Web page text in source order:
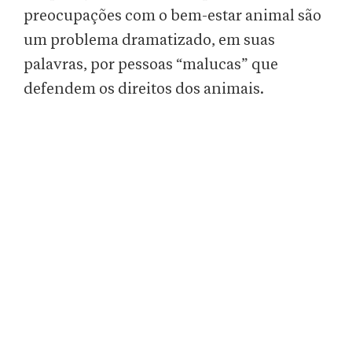
preocupações com o bem-estar animal são
um problema dramatizado, em suas
palavras, por pessoas “malucas” que
defendem os direitos dos animais.